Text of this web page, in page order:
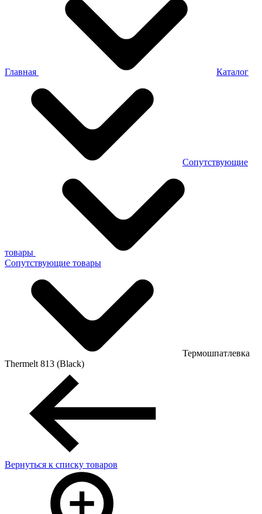
Главная Каталог
Сопутствующие
товары
Сопутствующие товары
Термошпатлевка
Thermelt 813 (Black)
Вернуться к списку товаров